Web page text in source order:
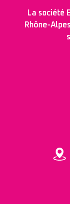
La société
Rhône-